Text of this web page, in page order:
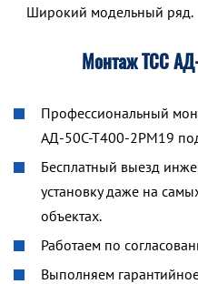
Широкий модельный ряд.
Монтаж ТСС
Профессиональный
АД-50С-Т400-2РМ19
Бесплатный выезд
установку даже на
объектах.
Работаем по
Выполняем